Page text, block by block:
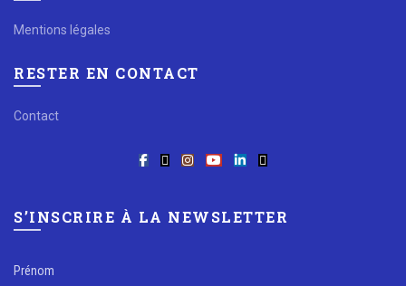
Mentions légales
RESTER EN CONTACT
Contact
S’INSCRIRE À LA NEWSLETTER